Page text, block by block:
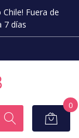
Fuera de
7 días
0